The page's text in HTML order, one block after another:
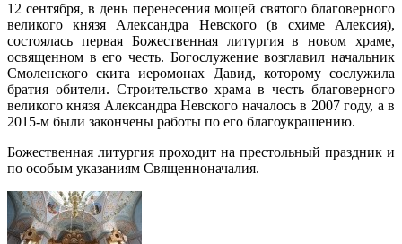
12 сентября, в день перенесения мощей святого благоверного
великого князя Александра Невского (в схиме Алексия),
состоялась первая Божественная литургия в новом храме,
освященном в его честь. Богослужение возглавил начальник
Смоленского скита иеромонах Давид, которому сослужила
братия обители. Строительство храма в честь благоверного
великого князя Александра Невского началось в 2007 году, а в
2015-м были закончены работы по его благоукрашению.
Божественная литургия проходит на престольный праздник и
по особым указаниям Священноначалия.